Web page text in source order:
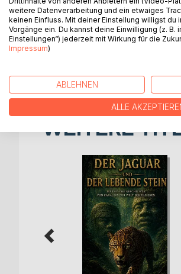
Zivilisation Agartha, das
Zwischen uralten Kristallen,
entdeckt Leo Hinweise auf
beeinflussen könnte.
AGARTHA verbindet
einer außergewöhnlichen
WEITERE
weitere Datenverarbeitung und ein etwaiges
keinen Einfluss. Mit deiner Einstellung willigst du
Vorgänge ein. Du kannst deine Einwilligung (z. B.
Einstellungen“) jederzeit mit Wirkung für die
Impressum)
ABLEHNEN
ALLE